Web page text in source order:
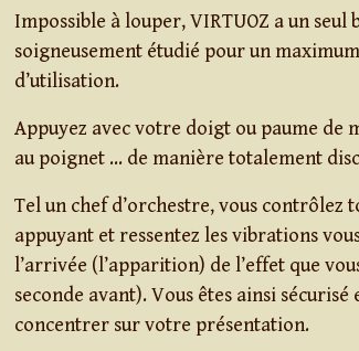
Impossible à louper, VIRTUOZ a un seul
soigneusement étudié pour un
d’utilisation.
Appuyez avec votre doigt ou paume de
au poignet … de manière totalement
Tel un chef d’orchestre, vous contrôlez
appuyant et ressentez les vibrations
l’arrivée (l’apparition) de l’effet que
seconde avant). Vous êtes ainsi
concentrer sur votre présentation.